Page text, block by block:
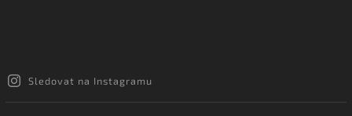
Sledovat na Instagramu